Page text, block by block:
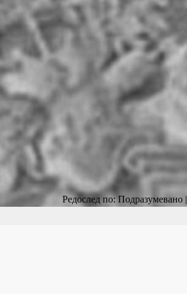
Редослед по: Подразумевано |